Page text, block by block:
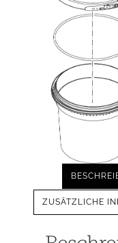
ZUSÄTZLICHE